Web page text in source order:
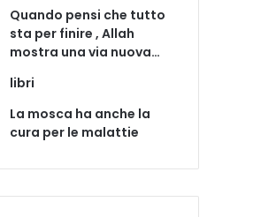
Quando pensi che tutto
sta per finire , Allah
mostra una via nuova…
libri
La mosca ha anche la
cura per le malattie